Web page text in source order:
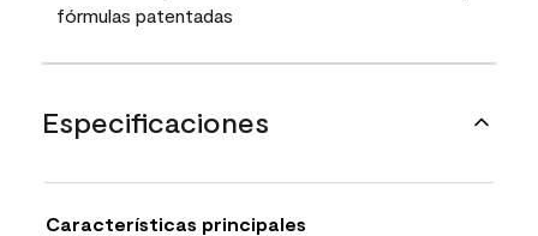
fórmulas patentadas
Especificaciones
Características principales